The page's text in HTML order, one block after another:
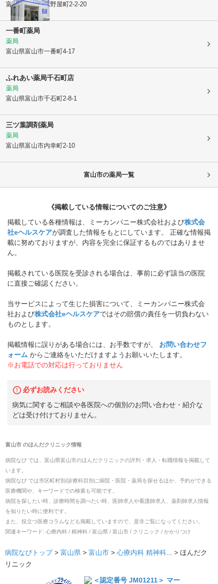
富山県富山市安野屋町2-2-20
一番町薬局
薬局
富山県富山市一番町4-17
ふれあい薬局千石町店
薬局
富山県富山市千石町2-8-1
三ツ葉調剤薬局
薬局
富山県富山市内幸町2-10
富山市の薬局一覧
《掲載している情報についてのご注意》
掲載している各種情報は、ミーカンパニー株式会社および株式会
社eヘルスケアが調査した情報をもとにしています。 正確な情報掲
載に努めておりますが、内容を完全に保証するものではありませ
ん。
掲載されている医院を受診される場合は、事前に必ず該当の医院
に直接ご確認ください。
当サービスによって生じた損害について、ミーカンパニー株式会
社および株式会社eヘルスケアではその賠償の責任を一切負わない
ものとします。
掲載情報に誤りがある場合には、お手数ですが、
お問い合わせフ
ォーム からご連絡をいただけますようお願いいたします。
※お電話での対応は行っておりません
必ずお読みください
病気に関するご相談や各医院への個別のお問い合わせ・紹介な
どは受け付けておりません。
富山市のほんだクリニック情報
病院なび では、 富山県富山市のほんだクリニックの評判・求人・転職情報を掲載して
います。
病院なび では市区町村別/診療科目別に病院・医院・薬局を探せるほか、予約ができる
医療機関や、キーワードでの検索も可能です。
病院を探したい時、診療時間を調べたい時、医師求人や看護師求人、薬剤師求人情報
を知りたい時に便利です。
また、役立つ医療コラムなども掲載していますので、是非ご覧になってください。
関連キーワード: 心療内科 / 精神科 / 富山県 / 富山市 / クリニック / かかりつけ
病院なびトップ > 富山県 > 富山市 > 心療内科 精神科 ... > ほんだク
リニック